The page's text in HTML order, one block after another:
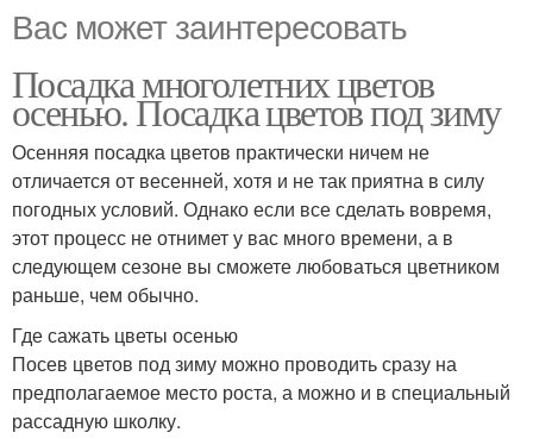
Вас может заинтересовать
Посадка многолетних цветов
осенью. Посадка цветов под зиму
Осенняя посадка цветов практически ничем не
отличается от весенней, хотя и не так приятна в силу
погодных условий. Однако если все сделать вовремя,
этот процесс не отнимет у вас много времени, а в
следующем сезоне вы сможете любоваться цветником
раньше, чем обычно.
Где сажать цветы осенью
Посев цветов под зиму можно проводить сразу на
предполагаемое место роста, а можно и в специальный
рассадную школку.